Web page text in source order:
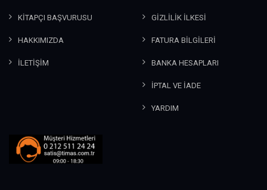
KİTAPÇI BAŞVURUSU
HAKKIMIZDA
İLETİŞİM
GİZLİLİK İLKESİ
FATURA BİLGİLERİ
BANKA HESAPLARI
İPTAL VE İADE
YARDIM